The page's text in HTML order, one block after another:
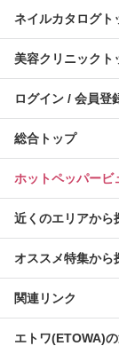
ネイルカタログト
美容クリニックト
ログイン / 会員登
総合トップ
ホットペッパー
近くのエリアから
オススメ特集から
関連リンク
エトワ(ETOWA)